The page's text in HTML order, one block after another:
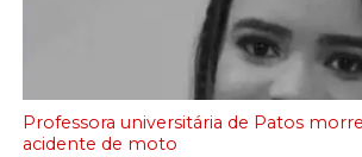
Professora universitária de Patos
acidente de moto